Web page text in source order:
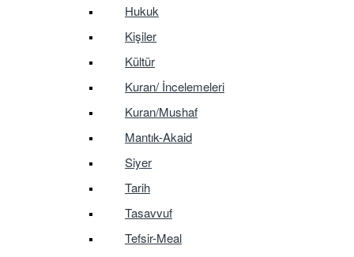
Hukuk
Kişiler
Kültür
Kuran/ İncelemeleri
Kuran/Mushaf
Mantık-Akaid
Siyer
Tarih
Tasavvuf
Tefsir-Meal